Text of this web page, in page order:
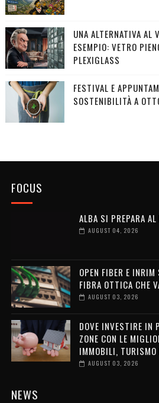
UNA ALTERNATIVA AL
ESEMPIO: VETRO
PLEXIGLASS
FESTIVAL E
SOSTENIBILITÀ A
FOCUS
ALBA SI PREPARA
AUGUST 04, 2026
OPEN FIBER E INRIM
FIBRA OTTICA CHE
AUGUST 03, 2026
DOVE INVESTIRE IN
ZONE CON LE
IMMOBILI, TURISMO
AUGUST 03, 2026
NEWS